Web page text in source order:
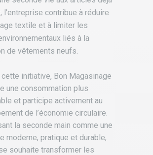
l’entreprise contribue à réduire
textile et à limiter les
liés à la
de vêtements neufs.
initiative, Bon Magasinage
une consommation plus
et participe activement au
de l’économie circulaire.
la seconde main comme une
moderne, pratique et durable,
souhaite transformer les